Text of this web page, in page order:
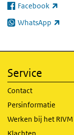
Facebook
(externe link)
WhatsApp
(externe link)
Service
Contact
Persinformatie
Werken bij het RIVM
Klachten